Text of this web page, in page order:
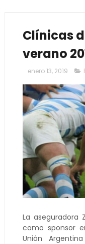
Clínicas
verano
enero 13, 2019
La aseguradora
como sponsor
Unión